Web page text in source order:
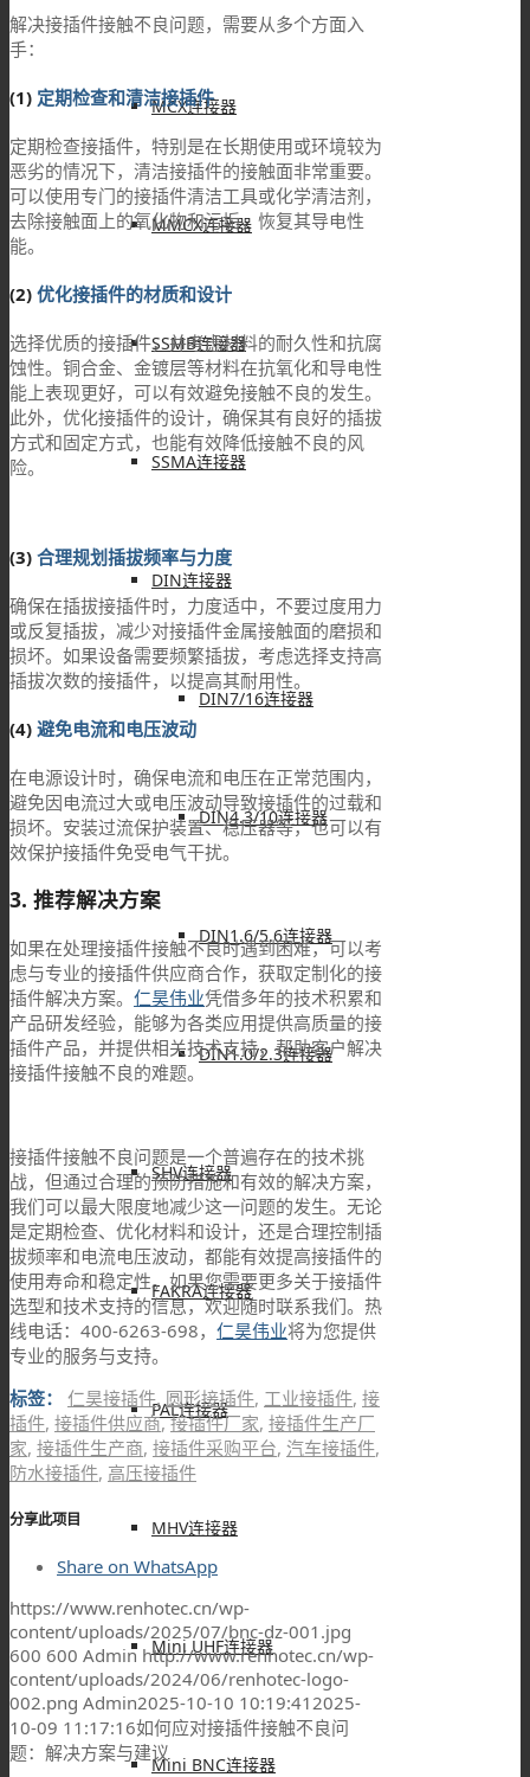
MCX连接器
MMCX连接器
SSMB连接器
SSMA连接器
DIN连接器
DIN7/16连接器
DIN4.3/10连接器
DIN1.6/5.6连接器
DIN1.0/2.3连接器
SHV连接器
FAKRA连接器
PAL连接器
MHV连接器
Mini UHF连接器
Mini BNC连接器
解决接插件接触不良问题，需要从多个方面入
手：
(1) 定期检查和清洁接插件
定期检查接插件，特别是在长期使用或环境较为
恶劣的情况下，清洁接插件的接触面非常重要。
可以使用专门的接插件清洁工具或化学清洁剂，
去除接触面上的氧化物和污垢，恢复其导电性
能。
(2) 优化接插件的材质和设计
选择优质的接插件，并考虑材料的耐久性和抗腐
蚀性。铜合金、金镀层等材料在抗氧化和导电性
能上表现更好，可以有效避免接触不良的发生。
此外，优化接插件的设计，确保其有良好的插拔
方式和固定方式，也能有效降低接触不良的风
险。
(3) 合理规划插拔频率与力度
确保在插拔接插件时，力度适中，不要过度用力
或反复插拔，减少对接插件金属接触面的磨损和
损坏。如果设备需要频繁插拔，考虑选择支持高
插拔次数的接插件，以提高其耐用性。
(4) 避免电流和电压波动
在电源设计时，确保电流和电压在正常范围内，
避免因电流过大或电压波动导致接插件的过载和
损坏。安装过流保护装置、稳压器等，也可以有
效保护接插件免受电气干扰。
3. 推荐解决方案
如果在处理接插件接触不良时遇到困难，可以考
虑与专业的接插件供应商合作，获取定制化的接
插件解决方案。 仁昊伟业凭借多年的技术积累和
产品研发经验，能够为各类应用提供高质量的接
插件产品，并提供相关技术支持，帮助客户解决
接插件接触不良的难题。
接插件接触不良问题是一个普遍存在的技术挑
战，但通过合理的预防措施和有效的解决方案，
我们可以最大限度地减少这一问题的发生。无论
是定期检查、优化材料和设计，还是合理控制插
拔频率和电流电压波动，都能有效提高接插件的
使用寿命和稳定性。如果您需要更多关于接插件
选型和技术支持的信息，欢迎随时联系我们。热
线电话：400-6263-698， 仁昊伟业将为您提供
专业的服务与支持。
标签：
仁昊接插件, 圆形接插件, 工业接插件, 接
插件, 接插件供应商,接插件厂家, 接插件生产厂
家, 接插件生产商, 接插件采购平台, 汽车接插件,
防水接插件, 高压接插件
分享此项目
Share on WhatsApp
https://www.renhotec.cn/wp-
content/uploads/2025/07/bnc-dz-001.jpg
600 600 Admin http://www.renhotec.cn/wp-
content/uploads/2024/06/renhotec-logo-
002.png Admin2025-10-10 10:19:412025-
10-09 11:17:16如何应对接插件接触不良问
题：解决方案与建议